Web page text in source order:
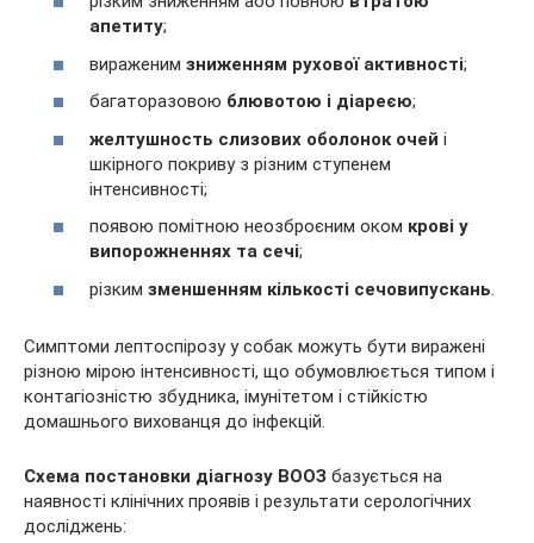
апетиту;
вираженим зниженням рухової активності;
багаторазовою блювотою і діареєю;
желтушность слизових оболонок очей і
шкірного покриву з різним ступенем
інтенсивності;
появою помітною неозброєним оком крові у
випорожненнях та сечі;
різким зменшенням кількості сечовипускань
Симптоми лептоспірозу у собак можуть бути виражені
різною мірою інтенсивності, що обумовлюється типом і
контагіозністю збудника, імунітетом і стійкістю
домашнього вихованця до інфекцій.
Схема постановки діагнозу ВООЗ базується на
наявності клінічних проявів і результати серологічних
досліджень: